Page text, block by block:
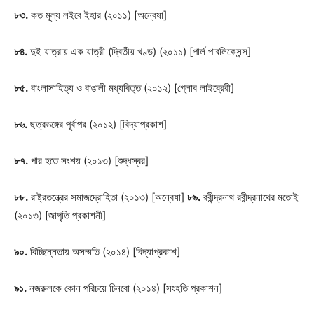
৮৩. কত মূল্য লইবে ইহার (২০১১) [অন্বেষা]
৮৪. দুই যাত্রায় এক যাত্রী (দ্বিতীয় খণ্ড) (২০১১) [পার্ল পাবলিকেসন্স]
৮৫. বাংলাসাহিত্য ও বাঙালী মধ্যবিত্ত (২০১২) [গ্লোব লাইব্রেরী]
৮৬. ছত্রভঙ্গের পূর্বাপর (২০১২) [বিদ্যাপ্রকাশ]
৮৭. পার হতে সংশয় (২০১৩) [শুদ্ধস্বর]
৮৮. রাষ্ট্রতন্ত্রের সমাজদ্রোহিতা (২০১৩) [অন্বেষা] ৮৯. রবীন্দ্রনাথ রবীন্দ্রনাথের মতোই
(২০১৩) [জাগৃতি প্রকাশনী]
৯০. বিচ্ছিন্নতায় অসম্মতি (২০১৪) [বিদ্যাপ্রকাশ]
৯১. নজরুলকে কোন পরিচয়ে চিনবো (২০১৪) [সংহতি প্রকাশন]